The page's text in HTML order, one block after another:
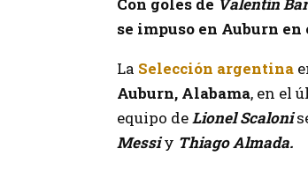
se impuso en Auburn
La Selección argentina
Auburn, Alabama, en el
equipo deLionel Scaloni
Messiy Thiago Almada.